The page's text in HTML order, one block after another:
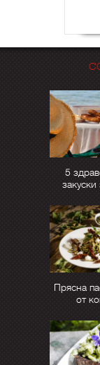
5
Прясна
от